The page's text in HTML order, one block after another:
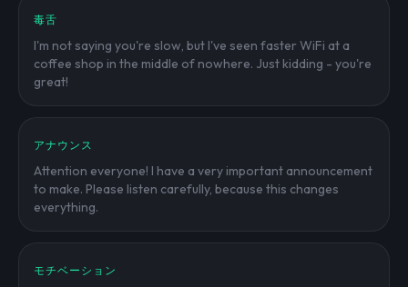
毒舌
I'm not saying you're slow, but I've seen faster WiFi at a
coffee shop in the middle of nowhere. Just kidding - you're
great!
アナウンス
Attention everyone! I have a very important announcement
to make. Please listen carefully, because this changes
everything.
モチベーション